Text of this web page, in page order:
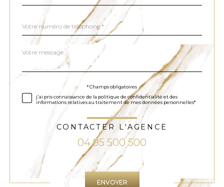
Téléphone
*
Fieldset
défaut
Message
*
Validation
* Champs obligatoires
j'ai pris connaissance de la politique de confidentialité et des
informations relatives au traitement de mes données personnelles*
CONTACTER L'AGENCE
04 95 500 500
Validation
ENVOYER